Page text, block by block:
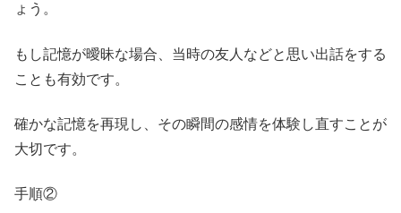
ょう。
もし記憶が曖昧な場合、当時の友人などと思い出話をする
ことも有効です。
確かな記憶を再現し、その瞬間の感情を体験し直すことが
大切です。
手順②